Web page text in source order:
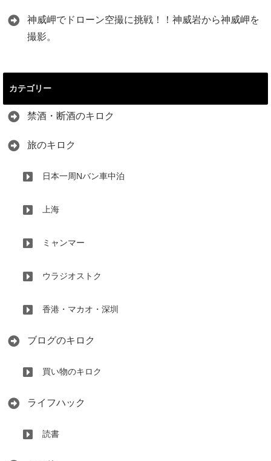
神威岬でドローン空撮に挑戦！！神威岩から神威岬を
撮影。
カテゴリー
禁酒・断酒のキロク
旅のキロク
日本一周Nバン車中泊
上海
ミャンマー
ウラジオストク
香港・マカオ・深圳
ブログのキロク
買い物のキロク
ライフハック
読書